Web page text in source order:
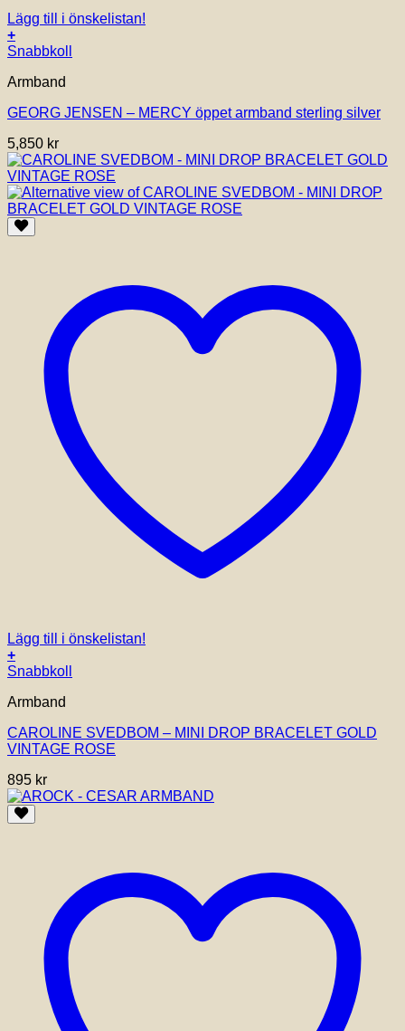
Lägg till i önskelistan!
+
Den
produkten
flera
De
olika
alternativen
kan
väljas
på
Snabbkoll
Armband
GEORG JENSEN – MERCY öppet armband sterling silver
5,850 kr
Lägg till i önskelistan!
+
Snabbkoll
Armband
CAROLINE SVEDBOM – MINI DROP BRACELET GOLD
VINTAGE ROSE
895 kr